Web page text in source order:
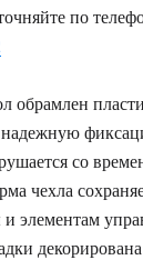
по
обрамлен
со
чехла
элементам